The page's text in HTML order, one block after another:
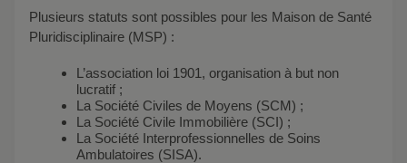
Plusieurs statuts sont possibles pour les Maison de Santé
Pluridisciplinaire (MSP) :
L’association loi 1901, organisation à but non
lucratif ;
La Société Civiles de Moyens (SCM) ;
La Société Civile Immobilière (SCI) ;
La Société Interprofessionnelles de Soins
Ambulatoires (SISA).